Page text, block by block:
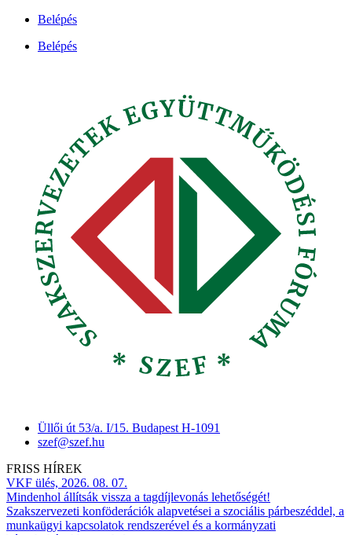
Ugrás
tartalomhoz
Belépés
Belépés
Üllői út 53/a. I/15. Budapest H-1091
szef@szef.hu
FRISS HÍREK
VKF ülés, 2026. 08. 07.
Mindenhol állítsák vissza a tagdíjlevonás lehetőségét!
Szakszervezeti konföderációk alapvetései a szociális párbeszéddel, a
munkaügyi kapcsolatok rendszerével és a kormányzati